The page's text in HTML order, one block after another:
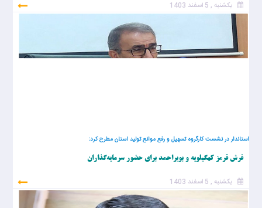
یکشنبه , 5 اسفند 1403
استاندار در نشست کارگروه تسهیل و رفع موانع تولید استان مطرح کرد:
فرش قرمز کهگیلویه و بویراحمد برای حضور سرمایه‌گذاران
یکشنبه , 5 اسفند 1403